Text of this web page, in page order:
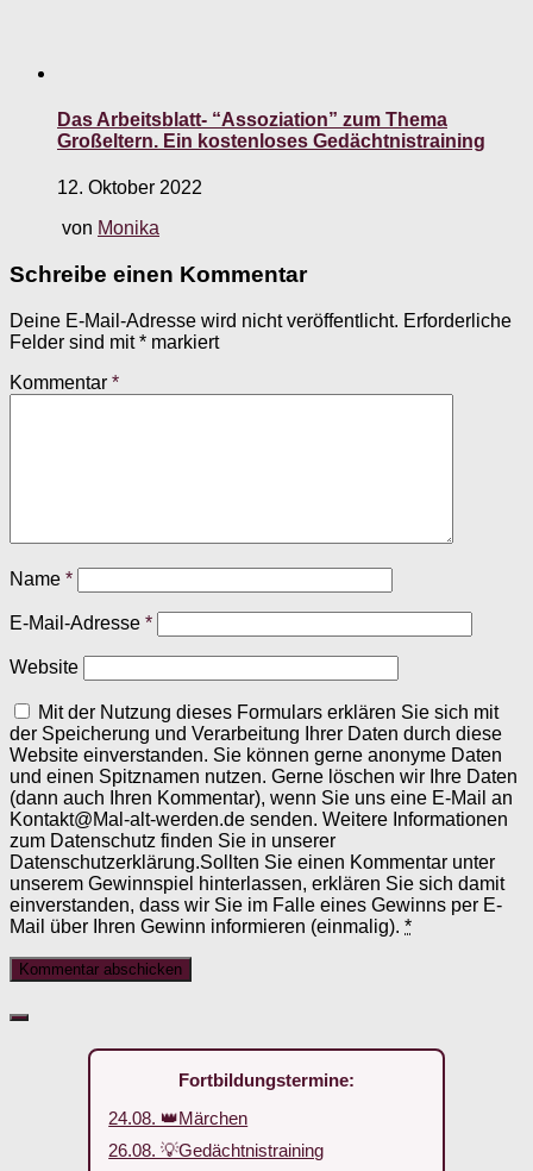
Das Arbeitsblatt- “Assoziation” zum Thema
Großeltern. Ein kostenloses Gedächtnistraining
12. Oktober 2022
von Monika
Schreibe einen Kommentar
Deine E-Mail-Adresse wird nicht veröffentlicht. Erforderliche
Felder sind mit* markiert
Kommentar *
Name *
E-Mail-Adresse *
Website
Mit der Nutzung dieses Formulars erklären Sie sich mit
der Speicherung und Verarbeitung Ihrer Daten durch diese
Website einverstanden. Sie können gerne anonyme Daten
und einen Spitznamen nutzen. Gerne löschen wir Ihre Daten
(dann auch Ihren Kommentar), wenn Sie uns eine E-Mail an
Kontakt@Mal-alt-werden.de senden. Weitere Informationen
zum Datenschutz finden Sie in unserer
Datenschutzerklärung.Sollten Sie einen Kommentar unter
unserem Gewinnspiel hinterlassen, erklären Sie sich damit
einverstanden, dass wir Sie im Falle eines Gewinns per E-
Mail über Ihren Gewinn informieren (einmalig). *
Fortbildungstermine:
24.08. 👑Märchen
26.08. 💡Gedächtnistraining